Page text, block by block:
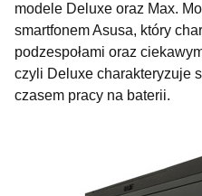
modele Deluxe oraz Max.
smartfonem Asusa, który
podzespołami oraz
czyli Deluxe charakteryzuje
czasem pracy na baterii.